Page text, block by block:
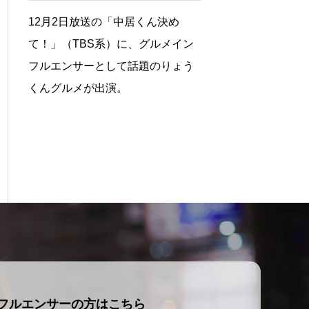
12月2日放送の「中居くん決め
て！」（TBS系）に、グルメイン
フルエンサーとして話題のりょう
くんグルメが出演。
ルエンサーの方はこちら